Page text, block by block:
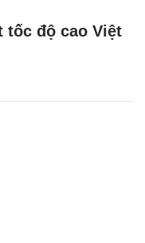
độ cao Việt